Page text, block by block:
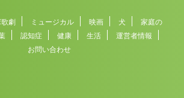
劇 ミュージカル 映画 犬
家庭の
認知症 健康 生活
運営者情報
お問い合わせ